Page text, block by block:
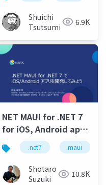
Shuichi
Tsutsumi
6.9K
android macos
NET MAUI for .NET 7
for iOS, Android app
development
.net7 maui
Shotaro
Suzuki
10.8K